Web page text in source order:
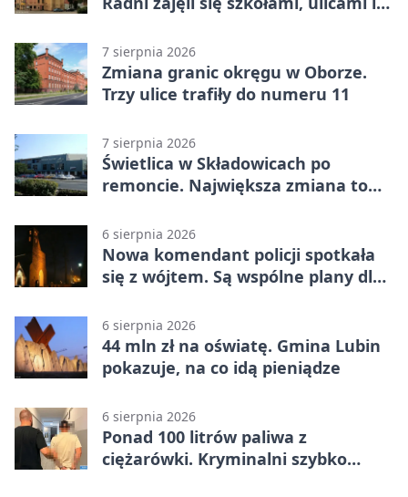
7 sierpnia 2026
Zmiana granic okręgu w Oborze.
Trzy ulice trafiły do numeru 11
7 sierpnia 2026
Świetlica w Składowicach po
remoncie. Największa zmiana to
6 sierpnia 2026
Nowa komendant policji spotkała
się z wójtem. Są wspólne plany dla
6 sierpnia 2026
44 mln zł na oświatę. Gmina Lubin
pokazuje, na co idą pieniądze
6 sierpnia 2026
Ponad 100 litrów paliwa z
ciężarówki. Kryminalni szybko